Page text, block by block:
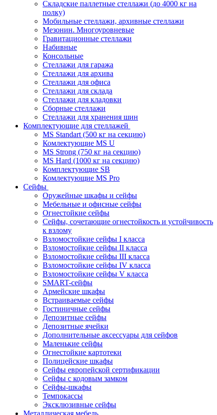
Складские паллетные стеллажи (до 4000 кг на
полку)
Мобильные стеллажи, архивные стеллажи
Мезонин. Многоуровневые
Гравитационные стеллажи
Набивные
Консольные
Стеллажи для гаража
Стеллажи для архива
Стеллажи для офиса
Стеллажи для склада
Стеллажи для кладовки
Сборные стеллажи
Стеллажи для хранения шин
Комплектующие для стеллажей
MS Standart (500 кг на секцию)
Комлектующие MS U
MS Strong (750 кг на секцию)
MS Hard (1000 кг на секцию)
Комплектующие SB
Комлектующие MS Pro
Сейфы
Оружейные шкафы и сейфы
Мебельные и офисные сейфы
Огнестойкие сейфы
Сейфы, сочетающие огнестойкость и устойчивость
к взлому
Взломостойкие сейфы I класса
Взломостойкие сейфы II класса
Взломостойкие сейфы III класса
Взломостойкие сейфы IV класса
Взломостойкие сейфы V класса
SMART-сейфы
Армейские шкафы
Встраиваемые сейфы
Гостиничные сейфы
Депозитные сейфы
Депозитные ячейки
Дополнительные аксессуары для сейфов
Маленькие сейфы
Огнестойкие картотеки
Полицейские шкафы
Сейфы европейской сертификации
Сейфы с кодовым замком
Сейфы-шкафы
Темпокассы
Эксклюзивные сейфы
Металлическая мебель